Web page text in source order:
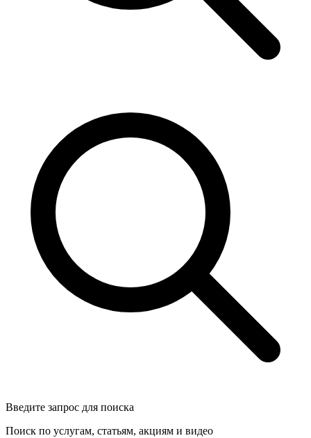
Введите запрос для поиска
Поиск по услугам, статьям, акциям и видео